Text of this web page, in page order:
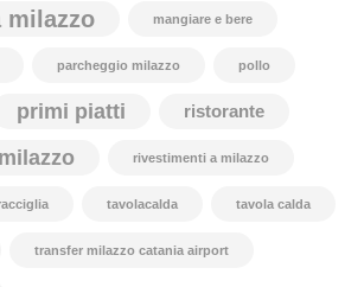
milazzo mangiare e bere
parcheggio milazzo pollo
primi piatti ristorante
rivestimenti a milazzo
tavolacalda tavola calda
transfer milazzo catania airport